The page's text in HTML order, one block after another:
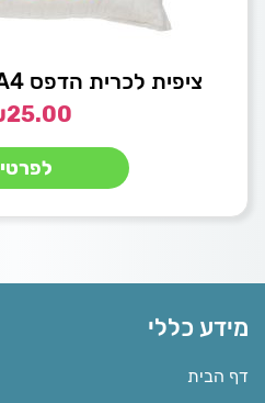
ציפית לכרית הדפס A4 שם שינה מתוקה
25.00
מידע כללי
דף הבית